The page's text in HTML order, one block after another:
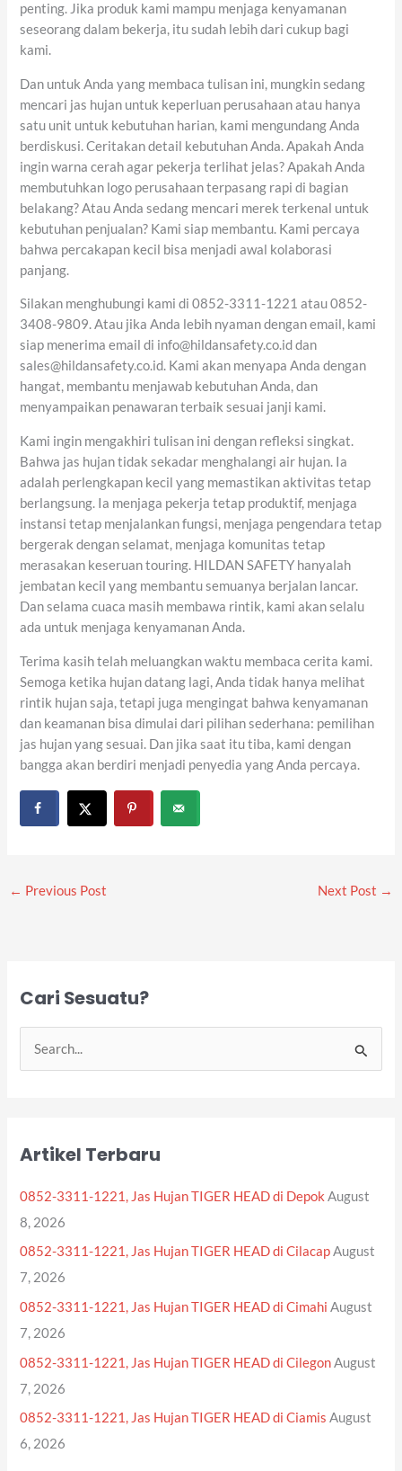
penting. Jika produk kami mampu menjaga kenyamanan
seseorang dalam bekerja, itu sudah lebih dari cukup bagi
kami.
Dan untuk Anda yang membaca tulisan ini, mungkin sedang
mencari jas hujan untuk keperluan perusahaan atau hanya
satu unit untuk kebutuhan harian, kami mengundang Anda
berdiskusi. Ceritakan detail kebutuhan Anda. Apakah Anda
ingin warna cerah agar pekerja terlihat jelas? Apakah Anda
membutuhkan logo perusahaan terpasang rapi di bagian
belakang? Atau Anda sedang mencari merek terkenal untuk
kebutuhan penjualan? Kami siap membantu. Kami percaya
bahwa percakapan kecil bisa menjadi awal kolaborasi
panjang.
Silakan menghubungi kami di 0852-3311-1221 atau 0852-
3408-9809. Atau jika Anda lebih nyaman dengan email, kami
siap menerima email di info@hildansafety.co.id dan
sales@hildansafety.co.id. Kami akan menyapa Anda dengan
hangat, membantu menjawab kebutuhan Anda, dan
menyampaikan penawaran terbaik sesuai janji kami.
Kami ingin mengakhiri tulisan ini dengan refleksi singkat.
Bahwa jas hujan tidak sekadar menghalangi air hujan. Ia
adalah perlengkapan kecil yang memastikan aktivitas tetap
berlangsung. Ia menjaga pekerja tetap produktif, menjaga
instansi tetap menjalankan fungsi, menjaga pengendara tetap
bergerak dengan selamat, menjaga komunitas tetap
merasakan keseruan touring. HILDAN SAFETY hanyalah
jembatan kecil yang membantu semuanya berjalan lancar.
Dan selama cuaca masih membawa rintik, kami akan selalu
ada untuk menjaga kenyamanan Anda.
Terima kasih telah meluangkan waktu membaca cerita kami.
Semoga ketika hujan datang lagi, Anda tidak hanya melihat
rintik hujan saja, tetapi juga mengingat bahwa kenyamanan
dan keamanan bisa dimulai dari pilihan sederhana: pemilihan
jas hujan yang sesuai. Dan jika saat itu tiba, kami dengan
bangga akan berdiri menjadi penyedia yang Anda percaya.
← Previous Post Next Post →
Cari Sesuatu?
c
Artikel Terbaru
0852-3311-1221, Jas Hujan TIGER HEAD di Depok August
8, 2026
0852-3311-1221, Jas Hujan TIGER HEAD di Cilacap August
7, 2026
0852-3311-1221, Jas Hujan TIGER HEAD di Cimahi August
7, 2026
0852-3311-1221, Jas Hujan TIGER HEAD di Cilegon August
7, 2026
0852-3311-1221, Jas Hujan TIGER HEAD di Ciamis August
6, 2026